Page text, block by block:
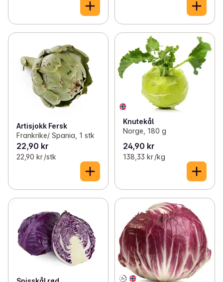
Artisjokk Fersk
Frankrike/ Spania, 1 stk
22,90 kr
22,90 kr /stk
Knutekål
Norge, 180 g
24,90 kr
138,33 kr /kg